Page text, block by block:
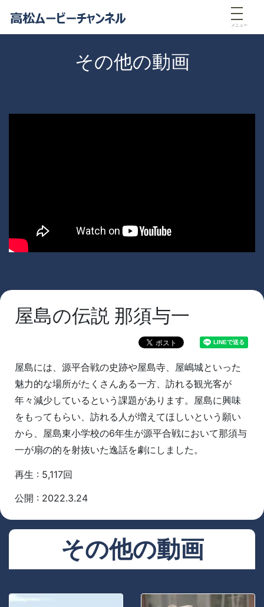
メニュー
その他の動画
屋島の伝説 那須与一
屋島には、源平合戦の史跡や屋島寺、屋嶋城といった
魅力的な場所がたくさんある一方、訪れる観光客が
年々減少しているという課題があります。屋島に興味
をもってもらい、訪れる人が増えてほしいという願い
から、屋島東小学校の6年生が源平合戦において那須与
一が扇の的を射抜いた逸話を劇にしました。
再生 : 5,117回
公開 : 2022.3.24
その他の動画